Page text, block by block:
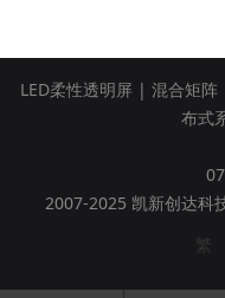
LED柔性透明屏 | 混合矩阵
布式
2007-2025 凯新创达科
繁